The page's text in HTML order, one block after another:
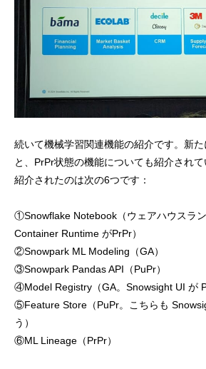
続いて機械学習関連機能の紹介です。新
と、PrPr状態の機能についても紹介されて
紹介されたのは次の6つです：
①Snowflake Notebook（ウェアハウスラン
Container Runtime がPrPr）
②Snowpark ML Modeling（GA）
③Snowpark Pandas API（PuPr）
④Model Registry（GA。Snowsight UI が
⑤Feature Store（PuPr。こちらも
う）
⑥ML Lineage（PrPr）